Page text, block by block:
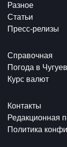
Разное
Статьи
Пресс-релизы
Справочная
Погода в
Курс валют
Контакты
Редакционная
Политика